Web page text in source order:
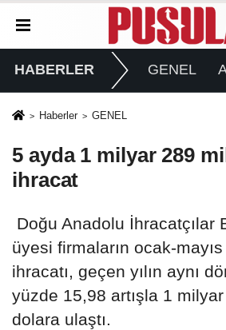
HABERLER GENEL
Haberler GENEL
5 ayda 1 milyar 289
ihracat
Doğu Anadolu İhracatçılar
üyesi firmaların ocak-
ihracatı, geçen yılın aynı
yüzde 15,98 artışla 1
dolara ulaştı.